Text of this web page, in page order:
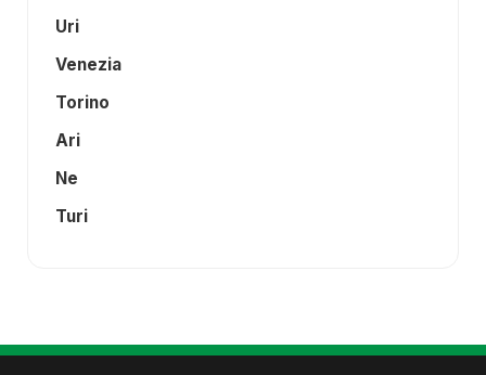
Uri
Venezia
Torino
Ari
Ne
Turi